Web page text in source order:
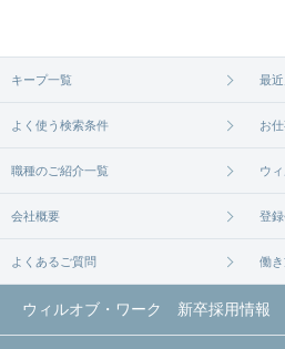
無料相談の登録はコチラから
キープ一覧 最近
よく使う検索条件 お
職種のご紹介一覧 ウ
会社概要 登
よくあるご質問 働
ウィルオブ・ワーク 新卒採用情報